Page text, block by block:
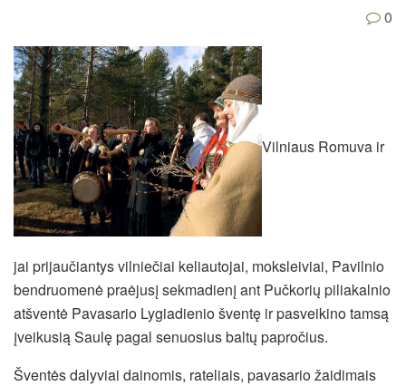
0
Vilniaus Romuva ir
jai prijaučiantys vilniečiai keliautojai, moksleiviai, Pavilnio
bendruomenė praėjusį sekmadienį ant Pučkorių piliakalnio
atšventė Pavasario Lygiadienio šventę ir pasveikino tamsą
įveikusią Saulę pagal senuosius baltų papročius.
Šventės dalyviai dainomis, rateliais, pavasario žaidimais